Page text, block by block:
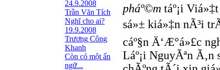
24.9.2008
Trần Văn Tích
Nghĩ cho ai?
19.9.2008
Trương Công
Khanh
Còn có một ẩn
ngữ...
pháº©m táº¡i
sá»± kiá»‡n nÃ³i
cáº§n Ä‘Æ°á»£c
Láº¡i NguyÃªn Ã‚n